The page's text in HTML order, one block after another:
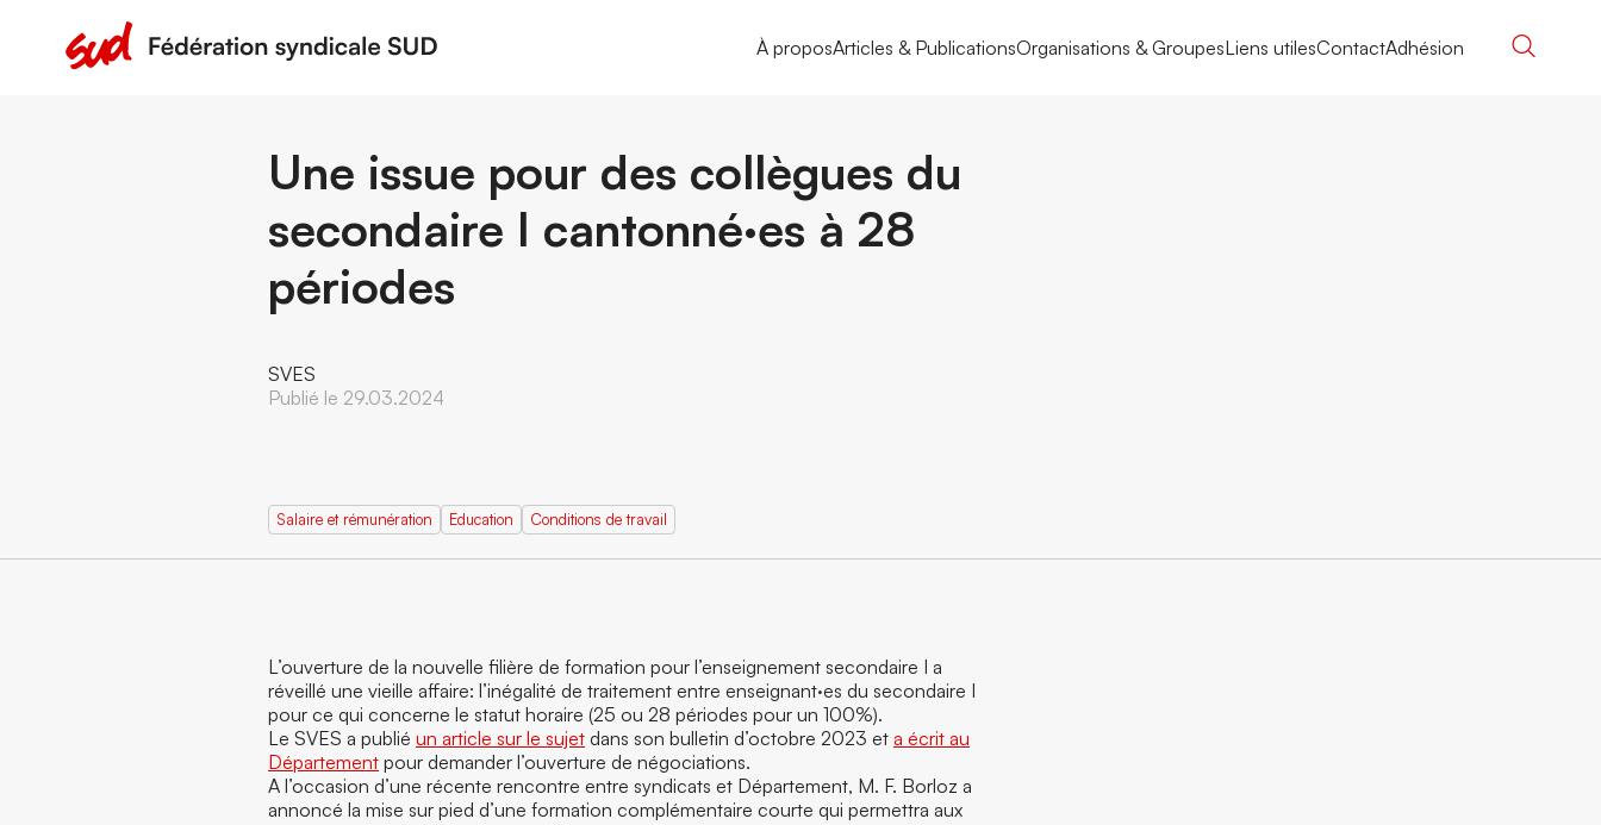
À proposArticles & PublicationsOrganisations & GroupesLiens utilesContactAdhésion
Une issue pour des collègues du
secondaire I cantonné·es à 28
périodes
SVES
Publié le 29.03.2024
Salaire et rémunération Education Conditions de travail
L’ouverture de la nouvelle filière de formation pour l’enseignement secondaire I a
réveillé une vieille affaire: l’inégalité de traitement entre enseignant·es du secondaire I
pour ce qui concerne le statut horaire (25 ou 28 périodes pour un 100%).
Le SVES a publié un article sur le sujet dans son bulletin d’octobre 2023 et a écrit au
Département pour demander l’ouverture de négociations.
A l’occasion d’une récente rencontre entre syndicats et Département, M. F. Borloz a
annoncé la mise sur pied d’une formation complémentaire courte qui permettra aux